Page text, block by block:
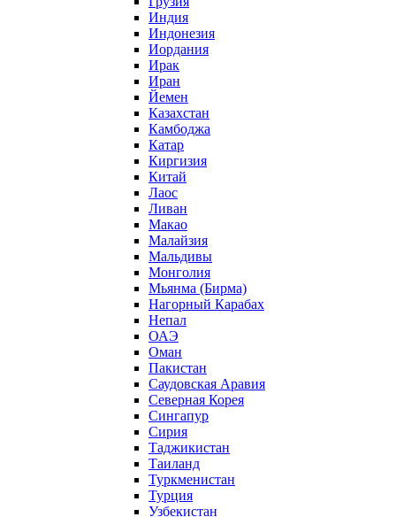
Индия
Индонезия
Иордания
Ирак
Иран
Йемен
Казахстан
Камбоджа
Катар
Киргизия
Китай
Лаос
Ливан
Макао
Малайзия
Мальдивы
Монголия
Мьянма (Бирма)
Нагорный Карабах
Непал
ОАЭ
Оман
Пакистан
Саудовская Аравия
Северная Корея
Сингапур
Сирия
Таджикистан
Таиланд
Туркменистан
Турция
Узбекистан